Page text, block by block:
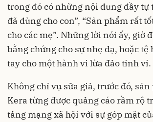
trong đó có những nội dung đầy tự
đã dùng cho con”, “Sản phẩm rất
cho các mẹ”. Những lời nói ấy, giờ
bằng chứng cho sự nhẹ dạ, hoặc tệ
tay cho một hành vi lừa đảo tinh vi.
Không chỉ vụ sữa giả, trước đó,
Kera từng được quảng cáo rầm rộ
tảng mạng xã hội với sự góp mặt